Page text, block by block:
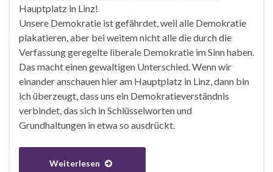
Hauptplatz in Linz!
Unsere Demokratie ist gefährdet, weil alle Demokratie
plakatieren, aber bei weitem nicht alle die durch die
Verfassung geregelte liberale Demokratie im Sinn haben.
Das macht einen gewaltigen Unterschied. Wenn wir
einander anschauen hier am Hauptplatz in Linz, dann bin
ich überzeugt, dass uns ein Demokratieverständnis
verbindet, das sich in Schlüsselworten und
Grundhaltungen in etwa so ausdrückt.
Weiterlesen